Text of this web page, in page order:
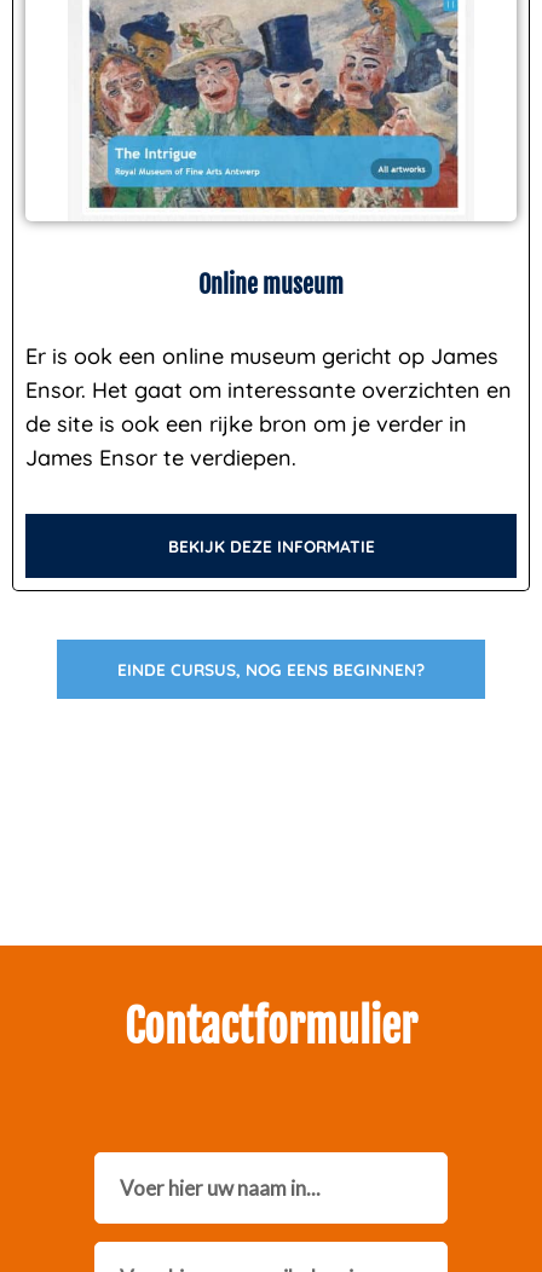
Online museum
Er is ook een online museum gericht op James
Ensor. Het gaat om interessante overzichten en
de site is ook een rijke bron om je verder in
James Ensor te verdiepen.
BEKIJK DEZE INFORMATIE
EINDE CURSUS, NOG EENS BEGINNEN?
Contactformulier